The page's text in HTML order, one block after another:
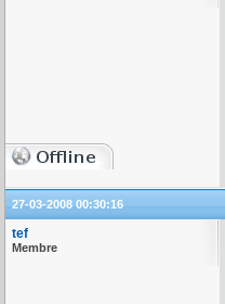
27-03-2008 00:30:16
tef
Membre